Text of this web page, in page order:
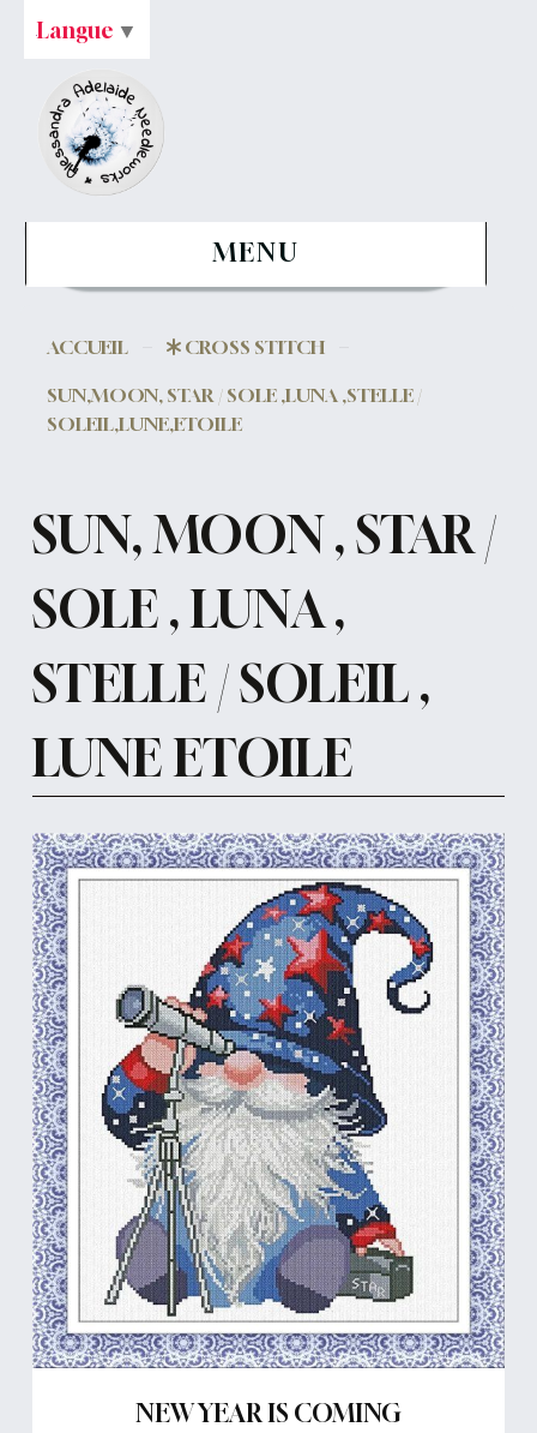
MENU
ACCUEIL
CROSS STITCH
SUN,MOON, STAR / SOLE ,LUNA ,STELLE /
SOLEIL,LUNE,ETOILE
SUN, MOON , STAR /
SOLE , LUNA ,
STELLE / SOLEIL ,
LUNE ETOILE
NEW YEAR IS COMING
Langue ▼